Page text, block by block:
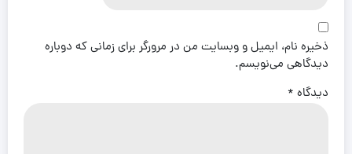
ذخیره نام، ایمیل و وبسایت من در مرورگر برای زمانی که دوباره
دیدگاهی می‌نویسم.
دیدگاه *